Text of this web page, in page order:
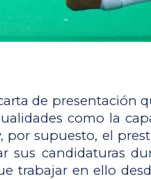
de presentación
como la
por supuesto, el
sus candidaturas
trabajar en ello